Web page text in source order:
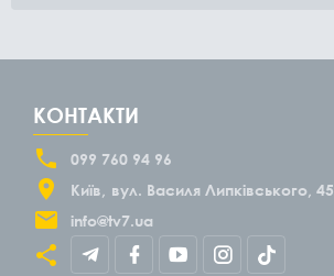
КОНТАКТИ
099 760 94 96
Київ
вул. Василя Липківського, 45
info@tv7.ua